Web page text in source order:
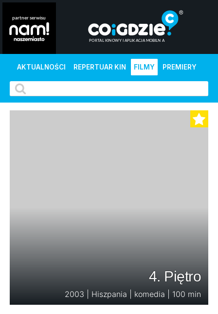
AKTUALNOŚCI REPERTUAR KIN FILMY PREMIERY
4. Piętro
2003 | Hiszpania | komedia | 100 min